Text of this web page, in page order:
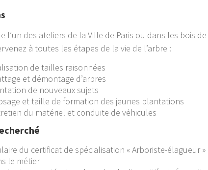
l’un des ateliers de la Ville de Paris ou dans les bois
à toutes les étapes de la vie de l’arbre :
de tailles raisonnées
et démontage d’arbres
de nouveaux sujets
et taille de formation des jeunes plantations
du matériel et conduite de véhicules
du certificat de spécialisation « Arboriste-élagueur
le métier